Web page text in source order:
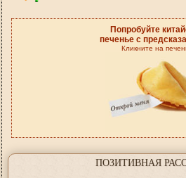
Попробуйте
печенье с
Кликните на
ПОЗИТИВНАЯ